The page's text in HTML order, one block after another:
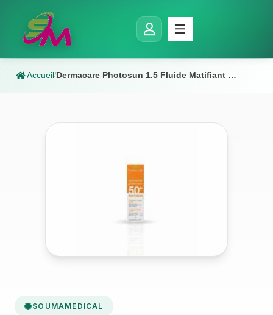
Accueil/ Dermacare Photosun 1.5 Fluide Matifiant Teintee Peaux Mixtes A Grasses Spf 50+ 50ml
SOUMAMEDICAL